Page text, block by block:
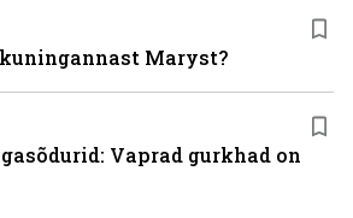
Maryst?
Vaprad gurkhad on